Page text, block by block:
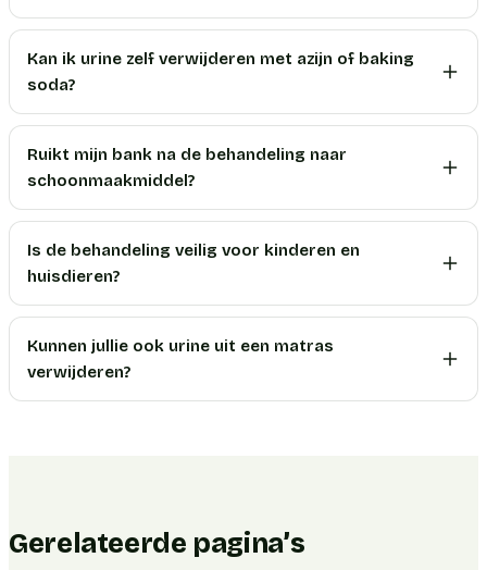
Kan ik urine zelf verwijderen met azijn of baking
soda?
Ruikt mijn bank na de behandeling naar
schoonmaakmiddel?
Is de behandeling veilig voor kinderen en
huisdieren?
Kunnen jullie ook urine uit een matras
verwijderen?
Gerelateerde pagina’s